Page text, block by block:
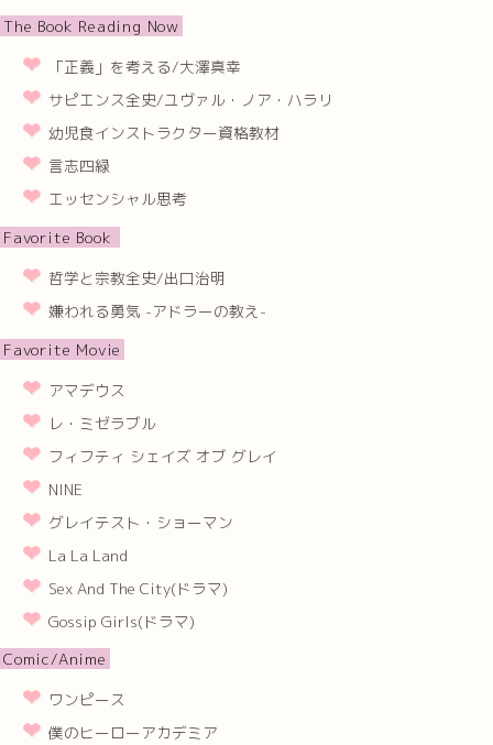
The Book Reading Now
「正義」を考える/大澤真幸
サピエンス全史/ユヴァル・ノア・ハラリ
幼児食インストラクター資格教材
言志四緑
エッセンシャル思考
Favorite Book
哲学と宗教全史/出口治明
嫌われる勇気 -アドラーの教え-
Favorite Movie
アマデウス
レ・ミゼラブル
フィフティ シェイズ オブ グレイ
NINE
グレイテスト・ショーマン
La La Land
Sex And The City(ドラマ)
Gossip Girls(ドラマ)
Comic/Anime
ワンピース
僕のヒーローアカデミア